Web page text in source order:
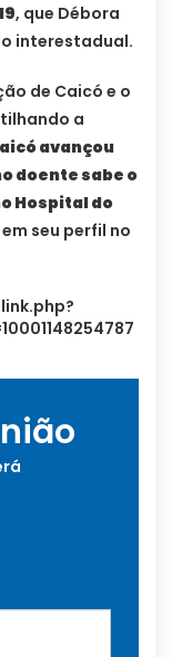
, que Débora
interestadual.
de Caicó e o
a
avançou
doente sabe o
Hospital do
seu perfil no